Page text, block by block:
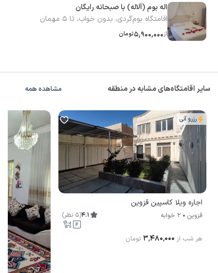
اله بوم (اَلاله) با صبحانه رایگان
اقامتگاه بوم‌گردی، بدون خواب، تا 5 مهمان
از5,900,000تومان
سایر اقامتگاه‌های مشابه در منطقه مشاهده همه
رزرو آنی
اجاره ویلا کاسپین قزوین
قزوین 2 خوابه 4.1
(
5 نظر)
هر شب از ۳٬۴۸۰٬۰۰۰ تومان